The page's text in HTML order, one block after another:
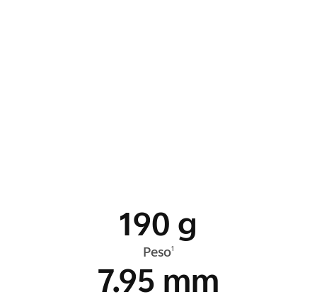
7.95 mm
190 g
Peso1